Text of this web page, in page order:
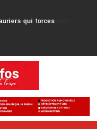
lettre du président